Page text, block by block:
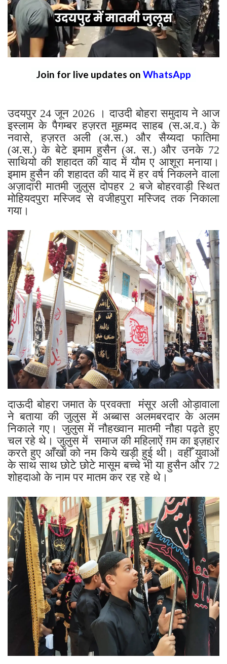
Join for live updates on WhatsApp
उदयपुर 24 जून 2026 । दाउदी बोहरा समुदाय ने आज
इस्लाम के पैगम्बर हज़रत मुहम्मद साहब (स.अ.व.) के
नवासे, हज़रत अली (अ.स.) और सैय्यदा फातिमा
(अ.स.) के बेटे इमाम हुसैन (अ. स.) और उनके 72
साथियो की शहादत की याद में यौम ए आशूरा मनाया।
इमाम हुसैन की शहादत की याद में हर वर्ष निकलने वाला
अज़ादारी मातमी जुलुस दोपहर 2 बजे बोहरवाड़ी स्थित
मोहियदपुरा मस्जिद से वजीहपुरा मस्जिद तक निकाला
गया।
दाऊदी बोहरा जमात के प्रवक्ता मंसूर अली ओड़ावाला
ने बताया की जुलुस में अब्बास अलमबरदार के अलम
निकाले गए। जुलुस में नौहख्वान मातमी नौहा पढ़ते हुए
चल रहे थे। जुलुस में समाज की महिलाऐं ग़म का इज़हार
करते हुए आँखों को नम किये खड़ी हुई थी। वहीँ युवाओं
के साथ साथ छोटे छोटे मासूम बच्चे भी या हुसैन और 72
शोहदाओ के नाम पर मातम कर रह रहे थे।